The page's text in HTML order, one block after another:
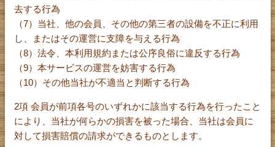
去する行為
（7）当社、他の会員、その他の第三者の設備を不正に利用
し、またはその運営に支障を与える行為
（8）法令、本利用規約または公序良俗に違反する行為
（9）本サービスの運営を妨害する行為
（10）その他当社が不適当と判断する行為
2項 会員が前項各号のいずれかに該当する行為を行ったこと
により、当社が何らかの損害を被った場合、当社は会員に
対して損害賠償の請求ができるものとします。